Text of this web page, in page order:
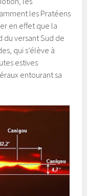
les Pratéens
en effet que la
du versant Sud de
qui s’élève à
estives
entourant sa